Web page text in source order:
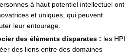
à haut potentiel intellectuel ont
et uniques, qui peuvent
leur entourage.
des éléments disparates : les HPI
des liens entre des domaines